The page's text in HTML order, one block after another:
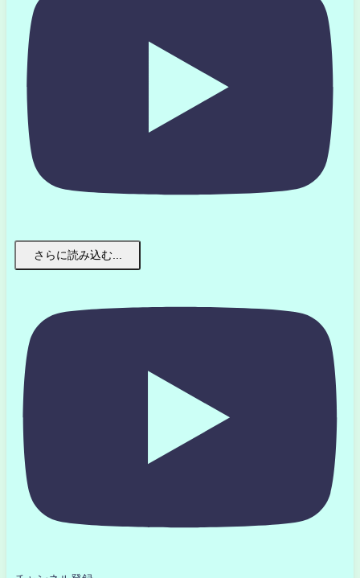
さらに読み込む...